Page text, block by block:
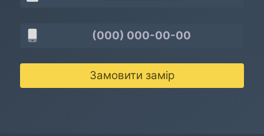
Замовити замір